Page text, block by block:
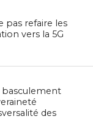
pas refaire les
vers la 5G
basculement
des